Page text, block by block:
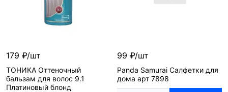
179 ₽/шт
ТОНИКА Оттеночный
бальзам для волос 9.1
Платиновый блонд
99 ₽/шт
Panda Samurai Салфетки для
дома арт 7898